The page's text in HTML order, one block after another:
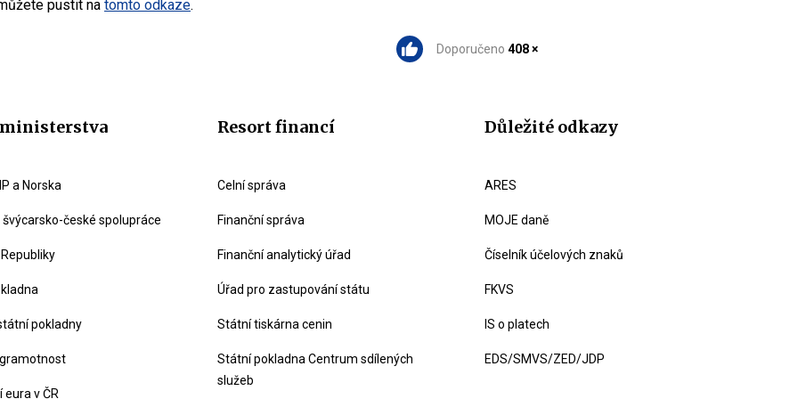
pustit na tomto odkaze.
Doporučeno 408 ×
ministerstva
a Norska
české spolupráce
pokladny
eura v ČR
Resort financí
Celní správa
Finanční správa
Finanční analytický úřad
Úřad pro zastupování státu
Státní tiskárna cenin
Státní pokladna Centrum sdílených
služeb
Důležité odkazy
ARES
MOJE daně
Číselník účelových znaků
FKVS
IS o platech
EDS/SMVS/ZED/JDP